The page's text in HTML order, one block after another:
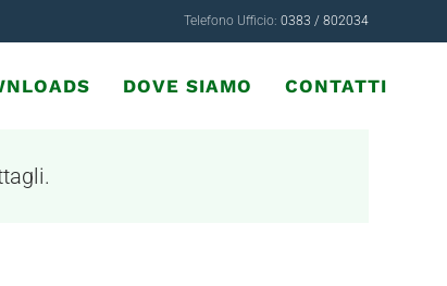
Telefono Ufficio: 0383 / 802034
DOVE SIAMO CONTATTI